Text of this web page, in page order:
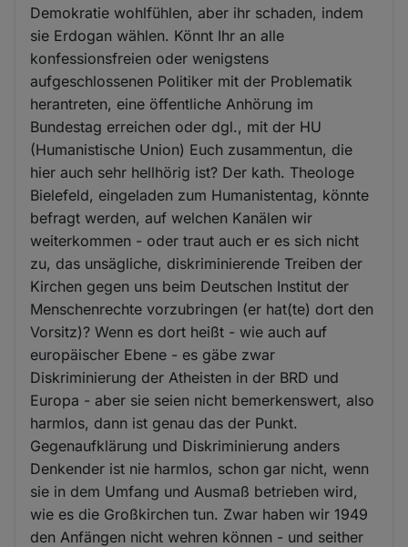
Demokratie wohlfühlen, aber ihr schaden, indem
sie Erdogan wählen. Könnt Ihr an alle
konfessionsfreien oder wenigstens
aufgeschlossenen Politiker mit der Problematik
herantreten, eine öffentliche Anhörung im
Bundestag erreichen oder dgl., mit der HU
(Humanistische Union) Euch zusammentun, die
hier auch sehr hellhörig ist? Der kath. Theologe
Bielefeld, eingeladen zum Humanistentag, könnte
befragt werden, auf welchen Kanälen wir
weiterkommen - oder traut auch er es sich nicht
zu, das unsägliche, diskriminierende Treiben der
Kirchen gegen uns beim Deutschen Institut der
Menschenrechte vorzubringen (er hat(te) dort den
Vorsitz)? Wenn es dort heißt - wie auch auf
europäischer Ebene - es gäbe zwar
Diskriminierung der Atheisten in der BRD und
Europa - aber sie seien nicht bemerkenswert, also
harmlos, dann ist genau das der Punkt.
Gegenaufklärung und Diskriminierung anders
Denkender ist nie harmlos, schon gar nicht, wenn
sie in dem Umfang und Ausmaß betrieben wird,
wie es die Großkirchen tun. Zwar haben wir 1949
den Anfängen nicht wehren können - und seither